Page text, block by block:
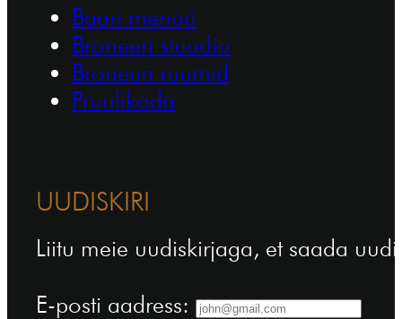
Baari menüü
Broneeri stuudio
Broneeri ruumid
Pruulikoda
UUDISKIRI
Liitu meie uudiskirjaga, et saada
E-posti aadress: